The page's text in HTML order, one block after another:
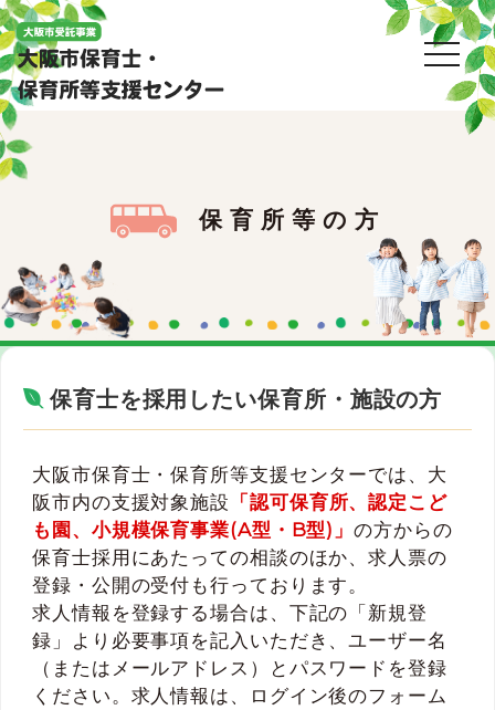
保育所等の方
保育士を採用したい保育所・施設の方
大阪市保育士・保育所等支援センターでは、大
阪市内の支援対象施設 「認可保育所、認定こど
も園、小規模保育事業(A型・B型)」の方からの
保育士採用にあたっての相談のほか、求人票の
登録・公開の受付も行っております。
求人情報を登録する場合は、下記の「新規登
録」より必要事項を記入いただき、ユーザー名
（またはメールアドレス）とパスワードを登録
ください。求人情報は、ログイン後のフォーム